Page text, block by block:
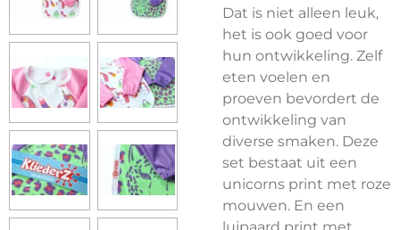
Dat is niet alleen leuk,
het is ook goed voor
hun ontwikkeling. Zelf
eten voelen en
proeven bevordert de
ontwikkeling van
diverse smaken. Deze
set bestaat uit een
unicorns print met roze
mouwen. En een